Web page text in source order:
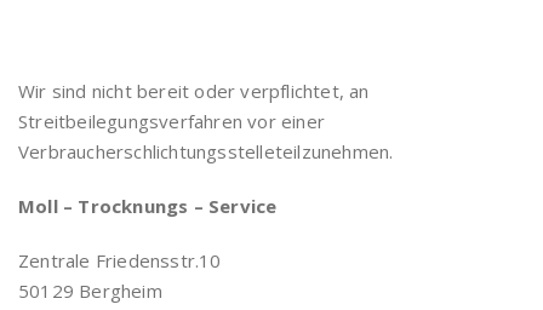
Wir sind nicht bereit oder verpflichtet, an
Streitbeilegungsverfahren vor einer
Verbraucherschlichtungsstelleteilzunehmen.
Moll – Trocknungs – Service
Zentrale Friedensstr.10
50129 Bergheim